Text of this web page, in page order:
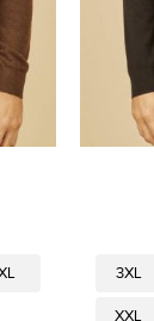
3XL
XXL